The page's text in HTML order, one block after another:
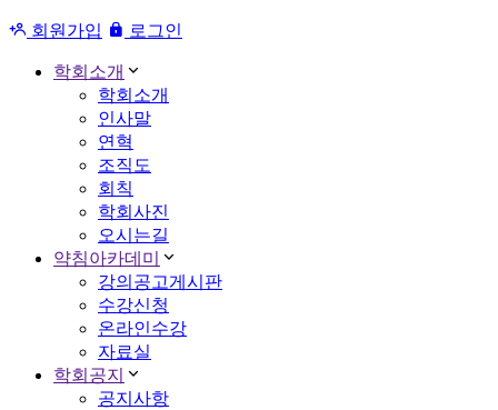
회원가입 로그인
학회소개
학회소개
인사말
연혁
조직도
회칙
학회사진
오시는길
약침아카데미
강의공고게시판
수강신청
온라인수강
자료실
학회공지
공지사항